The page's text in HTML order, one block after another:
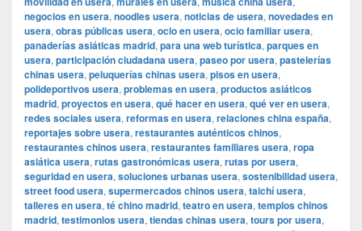
negocios en usera, noodles usera, noticias de usera, novedades en
usera, obras públicas usera, ocio en usera, ocio familiar usera,
panaderías asiáticas madrid, para una web turística, parques en
usera, participación ciudadana usera, paseo por usera, pastelerías
chinas usera, peluquerías chinas usera, pisos en usera,
polideportivos usera, problemas en usera, productos asiáticos
madrid, proyectos en usera, qué hacer en usera, qué ver en usera,
redes sociales usera, reformas en usera, relaciones china españa,
reportajes sobre usera, restaurantes auténticos chinos,
restaurantes chinos usera, restaurantes familiares usera, ropa
asiática usera, rutas gastronómicas usera, rutas por usera,
seguridad en usera, soluciones urbanas usera, sostenibilidad usera,
street food usera, supermercados chinos usera, taichí usera,
talleres en usera, té chino madrid, teatro en usera, templos chinos
madrid, testimonios usera, tiendas chinas usera, tours por usera,